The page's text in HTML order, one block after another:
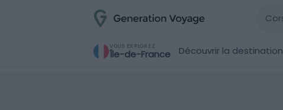
VOUS EXPLOREZ
Île-de-France Découvrir la destination